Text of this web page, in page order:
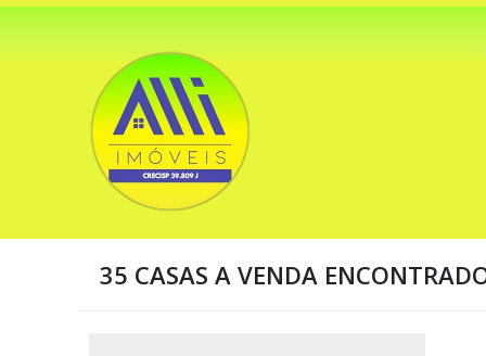
35 CASAS A VENDA